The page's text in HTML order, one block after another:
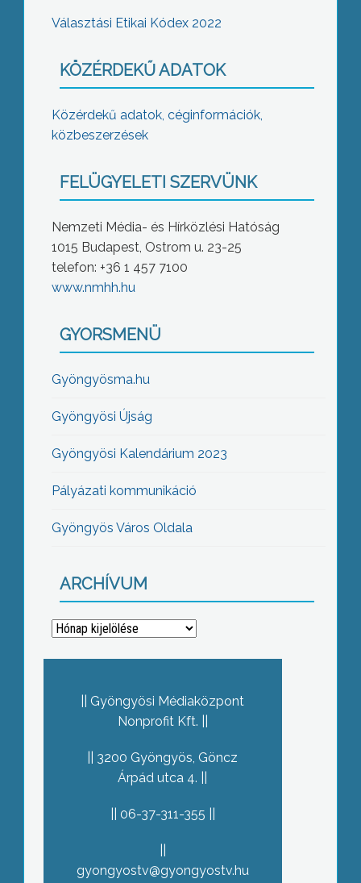
Választási Etikai Kódex 2022
KÖZÉRDEKŰ ADATOK
Közérdekű adatok, céginformációk,
közbeszerzések
FELÜGYELETI SZERVÜNK
Nemzeti Média- és Hírközlési Hatóság
1015 Budapest, Ostrom u. 23-25
telefon: +36 1 457 7100
www.nmhh.hu
GYORSMENÜ
Gyöngyösma.hu
Gyöngyösi Újság
Gyöngyösi Kalendárium 2023
Pályázati kommunikáció
Gyöngyös Város Oldala
ARCHÍVUM
Archívum
Gyöngyösi Médiaközpont
Nonprofit Kft.
3200 Gyöngyös, Göncz
Árpád utca 4.
06-37-311-355
gyongyostv@gyongyostv.hu